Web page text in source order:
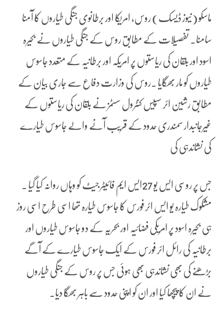
ماسکو (نیوز ڈیسک) روس، امریکا اور برطانوی جنگی طیاروں کا آمنا
سامنا۔ تفصیلات کے مطابق روس کے جنگی طیاروں نے بحیرہ
اسود اور بلقان کی ریاستوں پر امریکہ اور برطانیہ کے متعدد جاسوس
طیاروں کو مار بھگایا ۔روس کی وزارت دفاع سے جاری بیان کے
مطابق رشین ائر سپیس کنٹرول سسٹمز نے بلقان کی ریاستوں کے
غیرجانبدار سمندری حدود کے قریب آنے والے جاسوس طیارے
کی نشاندہی کی
جس پر روسی ایس یو 27ایس ایم فائیٹر جیٹ کو وہاں روانہ کیا گیا ۔
مشکوک طیارہ یو ایس ائر فورس کا جاسوس طیارہ تھا اسی طرح اسی روز
ہی بحیرہ اسود پر امریکی فضائیہ اور بحریہ کے دو جاسوس طیاروں اور
برطانیہ کی رائل ائر فورس کے ایک جاسوس طیارے کے آگے
بڑھنے کی بھی نشاندہی بھی ہوئی جس پر روس کے جنگی طیاروں
نے ان کا پیچھا کیا اور ان کو اپنی حدود سے باہر بھگا دیا۔